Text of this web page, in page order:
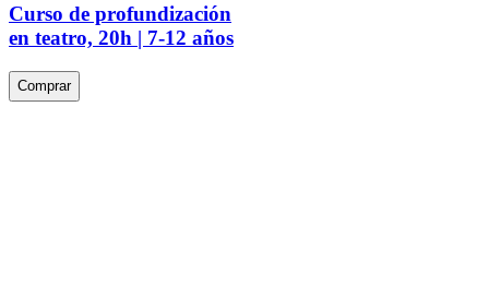
Curso de profundización
en teatro, 20h | 7-12 años
Comprar